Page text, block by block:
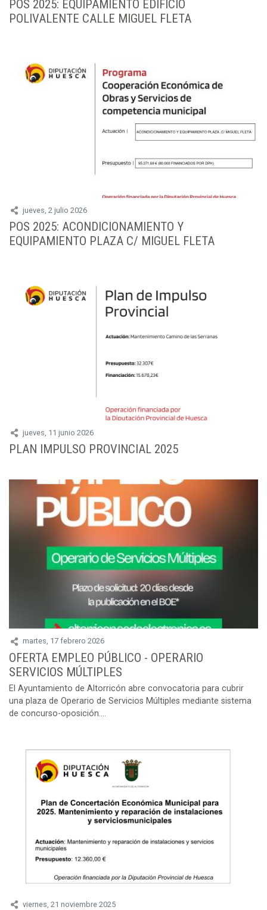
POS 2025: EQUIPAMIENTO EDIFICIO
POLIVALENTE CALLE MIGUEL FLETA
jueves, 2 julio 2026
POS 2025: ACONDICIONAMIENTO Y
EQUIPAMIENTO PLAZA C/ MIGUEL FLETA
jueves, 11 junio 2026
PLAN IMPULSO PROVINCIAL 2025
martes, 17 febrero 2026
OFERTA EMPLEO PÚBLICO - OPERARIO
SERVICIOS MÚLTIPLES
El Ayuntamiento de Altorricón abre convocatoria para cubrir
una plaza de Operario de Servicios Múltiples mediante sistema
de concurso-oposición....
viernes, 21 noviembre 2025